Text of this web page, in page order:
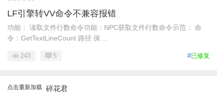
LF引擎转VV命令不兼容报错
功能： 读取文件行数命令功能：NPC获取文件行数命令示范： 命
令：GetTextLineCount 路径 保 ...
#已修复
243 5
点击重新加载 碎花君